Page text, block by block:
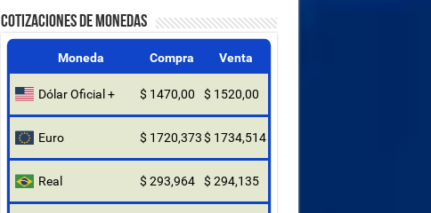
COTIZACIONES DE MONEDAS
Moneda Compra Venta
Dólar Oficial + $ 1470,00 $ 1520,00
Euro $ 1720,373$ 1734,514
Real $ 293,964 $ 294,135